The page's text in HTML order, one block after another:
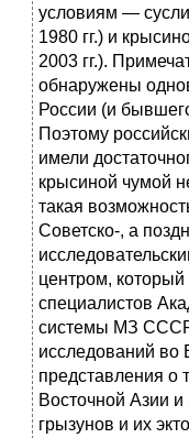
условиям —
1980 гг.) и
2003 гг.).
обнаружены
России (и
Поэтому
имели
крысиной чумой
такая
Советско-, а
центром,
специалистов
системы МЗ
исследований
представления о
Восточной Азии
грызунов и их